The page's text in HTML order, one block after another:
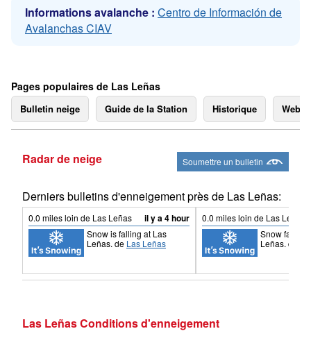
Informations avalanche : Centro de Información de
Avalanchas CIAV
Pages populaires de Las Leñas
Bulletin neige Guide de la Station Historique
Radar de neige Soumettre un bulletin
Derniers bulletins d'enneigement près de Las Leñas:
0.0 milesloin de Las Leñas il y a 4 hour
Snow is falling at Las
Leñas. de Las Leñas
0.0 milesloin de Las Leñas
Snow falling
Leñas. de
Las Leñas Conditions d'enneigement